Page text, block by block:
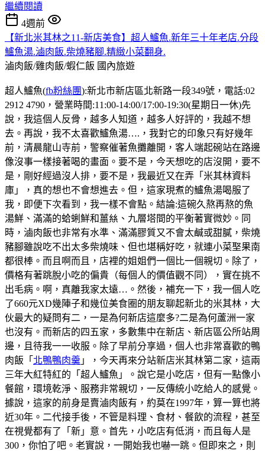
繼續閱讀
4週前
【新北米其林之11-新店美食】超人鱸魚.新年三十年老店.分段
鱸魚湯.滷肉飯.柴燒豬腳.精緻小菜翻身.
滷肉飯/雞肉飯/蝦仁飯 國內旅遊
超人鱸魚(fb粉絲團):新北市新店區北新路一段349號，電話:02
2912 4790，營業時間:11:00-14:00/17:00-19:30(星期日一休)先
說，我這個人反骨，越多人知道，越多人好評的，我越不想
去。再說，我不太喜歡鱸魚湯….，我對它的印象只有好幾年
前，清晨龍山寺前，警察催著魚攤離開，客人端起碗站在路邊
像沒事一樣接著喝的畫面。要不是，今天想吃的店沒開，要不
是，剛好經過沒人排，要不是，我最近又在弄「米其林資料
庫」，真的想也不會想進去。但，這家現煮的鱸魚湯喝服了
我，即便下次看到，我一樣不會點。結論:這碗久熬再熬的魚
湯鮮、滿滿的蛤蜊鮮和薑𢇃、九層塔間的平衡著實微妙。同
時，滷肉飯也非常有水準、滿滿膠質又不會太鹹或甜膩，柴燒
豬腳雖說吃不出太多柴燒味、但也堪稱好吃，就連小菜埾果南
都很棒。而且啊而且，店裡的姐姐們一個比一個親切。除了，
價格有著跳脫小吃的偏貴（每個人的價值觀不同），實在挑不
出毛病。啊，真離我家太遠…。然後，補充一下，我一個人吃
了660元XD幾陣子和幾位美食圈的朋友聊起新北的米其林，大
伙最大的疑問有二，一是為何新店這麼多?二是為何蘆洲一家
也沒有。而新店的四五家，多數集中在新店、新店區公所站周
邊，且待我一一收服。除了早前分享過，個人也非常喜歡的鴨
肉飯「 北鴨鴨肉羹 」，今天再來分站新店米其林第二家，這兩
三年大紅特紅的「超人鱸魚」。說它是小吃店，但有一點像小
餐館，環境乾淨、服務非常親切，一反傳統小吃給人的感覺。
據說，這家的前身是賣滷肉飯有，約莫在1997年，算一算也將
近30年。二代接手後，不管是料理、食材、餐飲的流程，甚至
在視覺都有了「新」意。首先，小吃店有低消，而且每人是
300，你怕了吧。老實說，一開始我也嚇一跳。但即來之，則